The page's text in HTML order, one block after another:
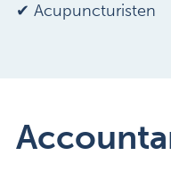
✔ Acupuncturisten